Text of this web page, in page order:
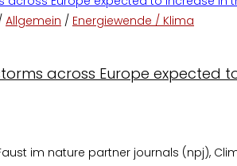
Allgemein / Energiewende / Klima
across Europe expected
im nature partner journals (npj),